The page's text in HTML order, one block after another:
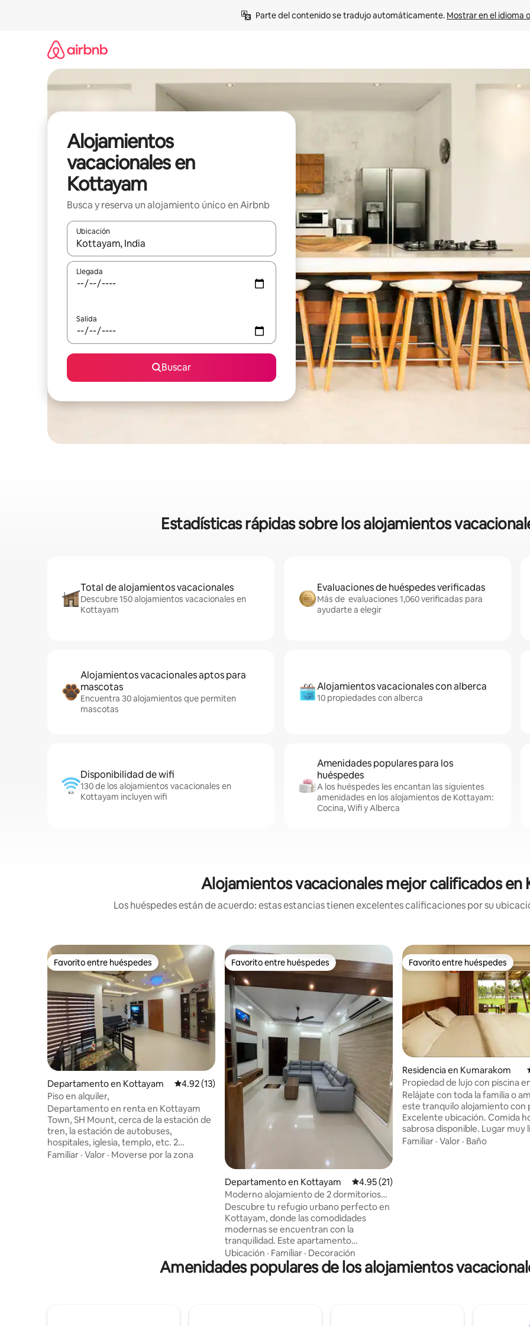
Parte del contenido se tradujo automáticamente. Mostrar en el idioma
Alojamientos
vacacionales en
Kottayam
Busca y reserva un alojamiento único en Airbnb
Ubicación
Cuando los resultados estén disponibles, podrás navegar usando las teclas de las flechas hacia arriba y hacia abajo, o
Llegada
Salida
Buscar
Estadísticas rápidas sobre los alojamientos
Total de alojamientos vacacionales
Descubre 150 alojamientos vacacionales en
Kottayam
Evaluaciones de huéspedes verificadas
Más de evaluaciones 1,060 verificadas para
ayudarte a elegir
Alojamientos vacacionales aptos para
mascotas
Encuentra 30 alojamientos que permiten
mascotas
Alojamientos vacacionales con alberca
10 propiedades con alberca
Disponibilidad de wifi
130 de los alojamientos vacacionales en
Kottayam incluyen wifi
Amenidades populares para los
huéspedes
A los huéspedes les encantan las siguientes
amenidades en los alojamientos de Kottayam:
Cocina, Wifi y Alberca
Alojamientos vacacionales mejor calificados en
Los huéspedes están de acuerdo: estas estancias tienen excelentes calificaciones por su
Favorito entre huéspedes
Favorito entre huéspedes
Departamento en Kottayam Calificación promedio: 4.92 de 5; 13 evaluaciones
4.92 (13)
Piso en alquiler,
Departamento en renta en Kottayam
Town, SH Mount, cerca de la estación de
tren, la estación de autobuses,
hospitales, iglesia, templo, etc. 2
habitaciones, baños privados, con aire
hospeden por más de un mes pueden
usar el gimnasio y la alberca. Esta es una
Familiar · Valor · Moverse por la zona
Favorito entre huéspedes
Favorito entre huéspedes
Departamento en Kottayam Calificación promedio: 4.95 de 5; 21
4.95 (21)
Moderno alojamiento de 2 dormitorios
en Kottayam
Descubre tu refugio urbano perfecto en
Kottayam, donde las comodidades
modernas se encuentran con la
tranquilidad. Este apartamento
totalmente amueblado cuenta con aire
acondicionado en todas las habitaciones,
incluida la sala de estar y dos acogedores
Ubicación · Familiar · Decoración
Favorito entre huéspedes
Favorito entre huéspedes
Residencia en Kumarakom
Propiedad de lujo con piscina
Kumarakom Back Water
Relájate con toda la familia o
este tranquilo alojamiento con
Excelente ubicación. Comida
sabrosa disponible. Lugar muy
ordenado. Toda la propiedad es
cerca de la propiedad.
Familiar · Valor · Baño
Amenidades populares de los alojamientos